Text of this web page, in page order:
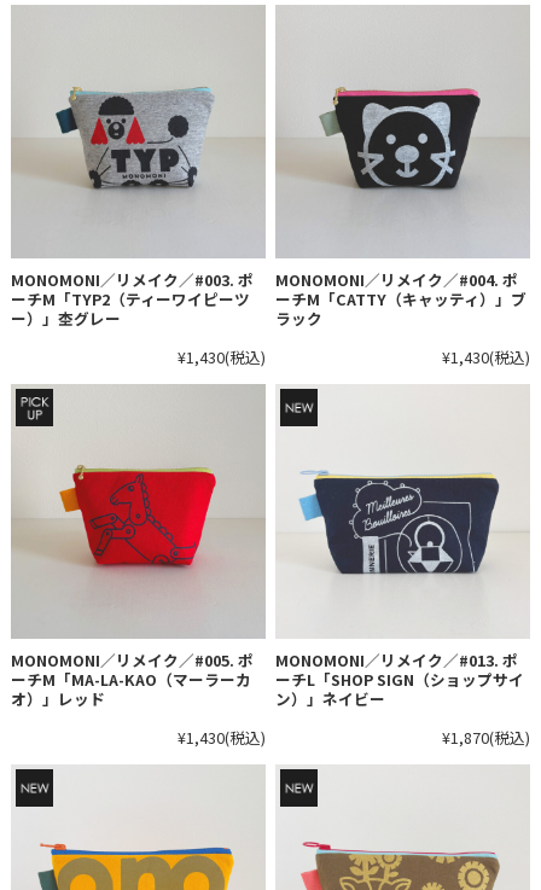
MONOMONI／リメイク／#003. ポ
ーチM「TYP2（ティーワイピーツ
ー）」杢グレー
¥1,430(税込)
MONOMONI／リメイク／#004. ポ
ーチM「CATTY（キャッティ）」ブ
ラック
¥1,430(税込)
MONOMONI／リメイク／#005. ポ
ーチM「MA-LA-KAO（マーラーカ
オ）」レッド
¥1,430(税込)
MONOMONI／リメイク／#013. ポ
ーチL「SHOP SIGN（ショップサイ
ン）」ネイビー
¥1,870(税込)